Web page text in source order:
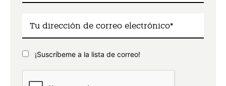
¡Suscríbeme a la lista de correo!